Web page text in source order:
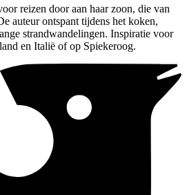
reizen door aan haar zoon, die van
auteur ontspant tijdens het koken,
strandwandelingen. Inspiratie voor
en Italië of op Spiekeroog.